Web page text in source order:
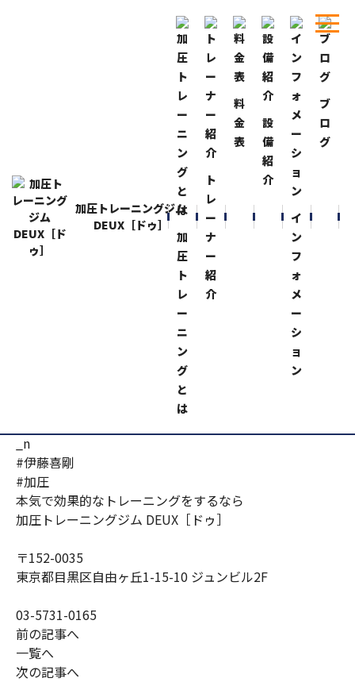
加圧トレーニングジム
DEUX［ドゥ］
加
圧
ト
レ
ー
ニ
ン
グ
と
は
ト
レ
ー
ナ
ー
紹
介
料
金
表
設
備
紹
介
イ
ン
フ
ォ
メ
ー
シ
ョ
ン
ブ
ロ
グ
天然タンニング！
2015-8-2
今日は絶好のプール日和！
午後から区民プールにいってきました。
天然タンニングは最高〜！
…
暑い日のプールは特に気持ち良いですね〜！
夕方までリラックスしてきました！
やっぱり夏はプールに海だね！
加圧トレーニングジムＤＥＵＸ
https://kaatsu-
#伊藤喜剛
#加圧
本気で効果的なトレーニングをするなら
加圧トレーニングジム DEUX［ドゥ］
〒152-0035
東京都目黒区自由ヶ丘1-15-10 ジュンビル2F
03-5731-0165
前の記事へ
一覧へ
次の記事へ